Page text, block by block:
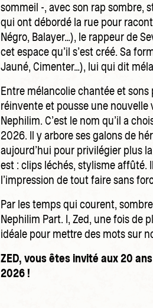
sommeil -, avec son rap sombre,
qui ont débordé la rue pour
Négro, Balayer…), le rappeur de
cet espace qu’il s’est créé. Sa
Jauné, Cimenter…), lui qui dit
Entre mélancolie chantée et
réinvente et pousse une
Nephilim. C’est le nom qu’il a
2026. Il y arbore ses galons de
aujourd’hui pour privilégier plus
est : clips léchés, stylisme
l’impression de tout faire sans
Par les temps qui courent,
Nephilim Part. I, Zed, une fois de
idéale pour mettre des mots sur
ZED, vous êtes invité aux 20
2026 !